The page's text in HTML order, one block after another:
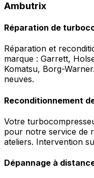
Ambutrix
Réparation de
Réparation et
marque : Garrett,
Komatsu, Borg-
neuves.
Reconditionnement
Votre
pour notre service de
ateliers. Intervention
Dépannage à